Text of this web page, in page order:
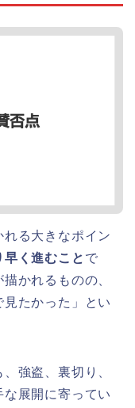
る大きなポイン
く進むこと で
かれるものの、
たかった」とい
強盗、裏切り、
展開に寄ってい